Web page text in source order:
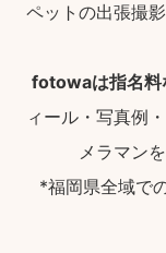
ペットの出張撮
fotowaは指名料
ィール・写真例
メラマン
*福岡県全域で